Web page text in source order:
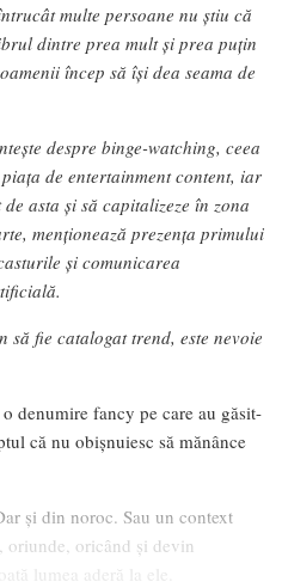
multe persoane nu știu că
dintre prea mult și prea puțin
încep să își dea seama de
despre binge-watching, ceea
de entertainment content, iar
asta și să capitalizeze în zona
menționează prezența primului
și comunicarea
fie catalogat trend, este nevoie
denumire fancy pe care au găsit-
că nu obișnuiesc să mănânce
și din noroc. Sau un context
oriunde, oricând și devin
lumea aderă la ele.